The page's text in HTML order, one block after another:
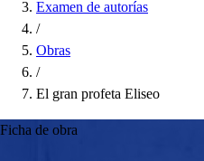
Examen de autorías
/
Obras
/
El gran profeta Eliseo
Ficha de obra